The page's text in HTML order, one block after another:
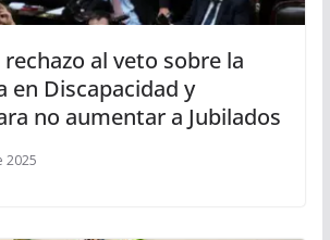
al veto sobre la
en Discapacidad y
no aumentar a Jubilados
2025